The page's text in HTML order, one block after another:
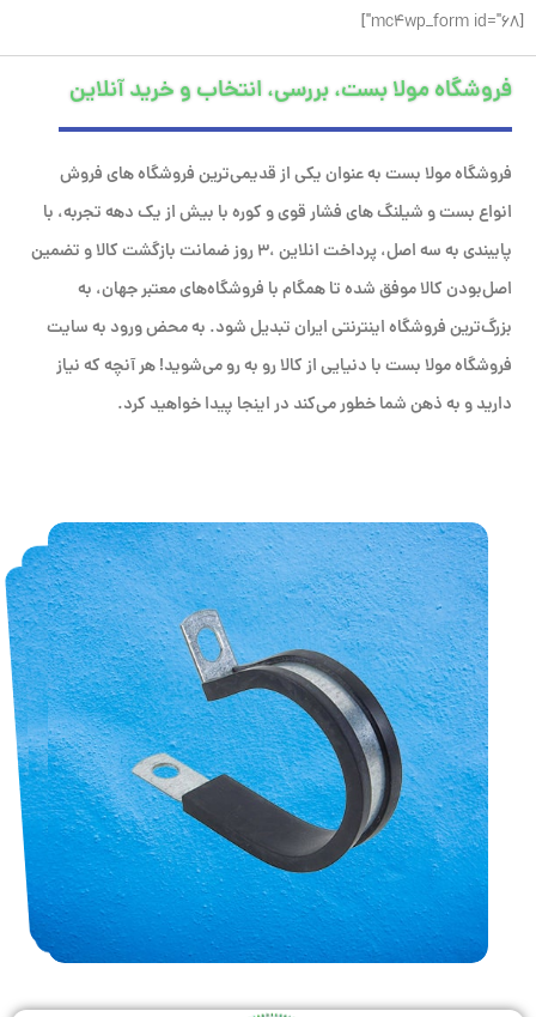
[mc4wp_form id="68"]
فروشگاه مولا بست، بررسی، انتخاب و خرید آنلاین
فروشگاه مولا بست به عنوان یکی از قدیمی‌ترین فروشگاه های فروش
انواع بست و شیلنگ های فشار قوی و کوره با بیش از یک دهه تجربه، با
پایبندی به سه اصل، پرداخت انلاین ،۳ روز ضمانت بازگشت کالا و تضمین
اصل‌بودن کالا موفق شده تا همگام با فروشگاه‌های معتبر جهان، به
بزرگ‌ترین فروشگاه اینترنتی ایران تبدیل شود. به محض ورود به سایت
فروشگاه مولا بست با دنیایی از کالا رو به رو می‌شوید! هر آنچه که نیاز
دارید و به ذهن شما خطور می‌کند در اینجا پیدا خواهید کرد.